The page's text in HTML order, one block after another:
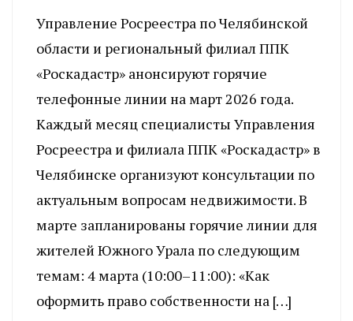
Управление Росреестра по Челябинской
области и региональный филиал ППК
«Роскадастр» анонсируют горячие
телефонные линии на март 2026 года.
Каждый месяц специалисты Управления
Росреестра и филиала ППК «Роскадастр» в
Челябинске организуют консультации по
актуальным вопросам недвижимости. В
марте запланированы горячие линии для
жителей Южного Урала по следующим
темам: 4 марта (10:00–11:00): «Как
оформить право собственности на […]